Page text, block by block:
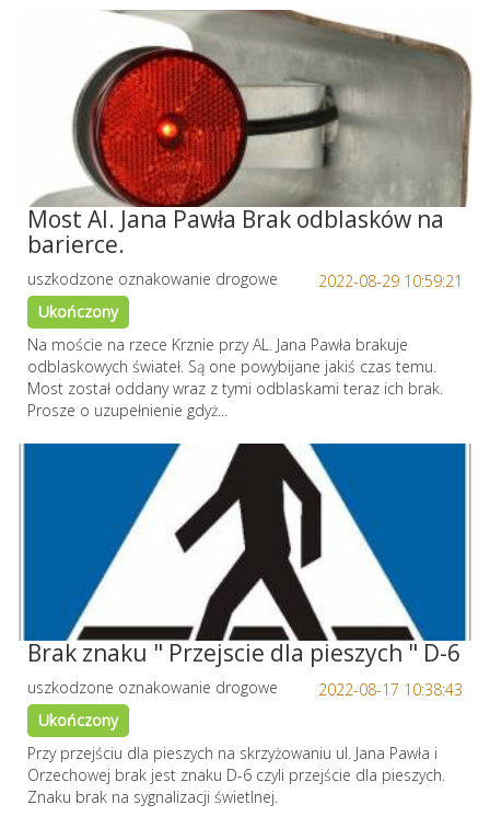
Most Al. Jana Pawła Brak odblasków na
barierce.
2022-08-29 10:59:21
uszkodzone oznakowanie drogowe
Ukończony
Na moście na rzece Krznie przy AL. Jana Pawła brakuje
odblaskowych świateł. Są one powybijane jakiś czas temu.
Most został oddany wraz z tymi odblaskami teraz ich brak.
Prosze o uzupełnienie gdyż...
Brak znaku " Przejscie dla pieszych " D-6
2022-08-17 10:38:43
uszkodzone oznakowanie drogowe
Ukończony
Przy przejściu dla pieszych na skrzyżowaniu ul. Jana Pawła i
Orzechowej brak jest znaku D-6 czyli przejście dla pieszych.
Znaku brak na sygnalizacji świetlnej.